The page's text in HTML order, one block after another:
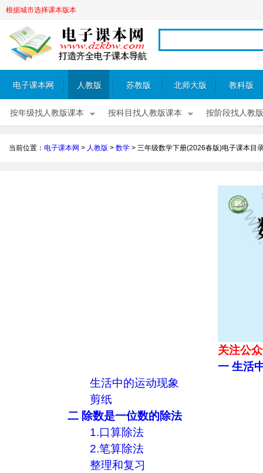
根据城市选择课本版本
电子课本网 人教版 苏教版 北师大版 教科版
按年级找人教版课本 按科目找人教版课本 按阶段找人教
当前位置： 电子课本网 > 人教版 > 数学 > 三年级数学下册(2026春版)电子课本目
关注公
一 生活
生活中的运动现象
剪纸
二 除数是一位数的除法
1.口算除法
2.笔算除法
整理和复习